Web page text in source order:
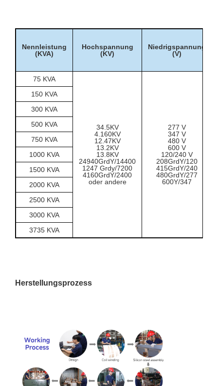
Baugewerbe/Standortleistung
oder dauerhafte
480Y/277V-
Versorgungspunkte
Nennleistung
(KVA)
Hochspannung
(KV)
Niedrigspannung
(V)
75 KVA
34.5KV
4.160KV
12.47KV
13.2KV
13.8KV
24940GrdY/14400
1247 Grdy/7200
4160GrdY/2400
oder andere
277 V
347 V
480 V
600 V
120/240 V
208GrdY/120
415GrdY/240
480GrdY/277
600Y/347
150 KVA
300 KVA
500 KVA
750 KVA
1000 KVA
1500 KVA
2000 KVA
2500 KVA
3000 KVA
3735 KVA
Herstellungsprozess